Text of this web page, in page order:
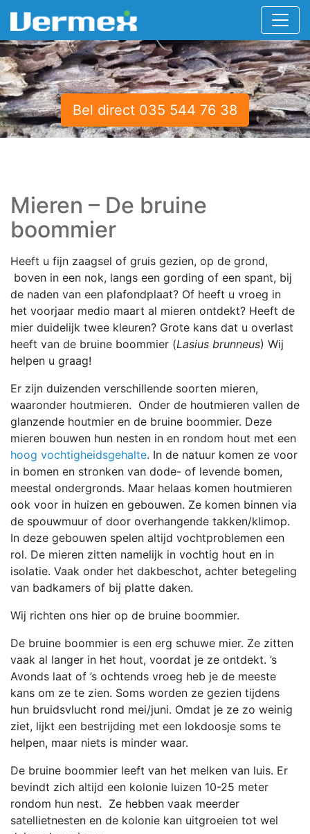
Bel direct 035 544 76 38
Mieren – De bruine
boommier
Heeft u fijn zaagsel of gruis gezien, op de grond,
boven in een nok, langs een gording of een spant, bij
de naden van een plafondplaat? Of heeft u vroeg in
het voorjaar medio maart al mieren ontdekt? Heeft de
mier duidelijk twee kleuren? Grote kans dat u overlast
heeft van de bruine boommier (Lasius brunneus) Wij
helpen u graag!
Er zijn duizenden verschillende soorten mieren,
waaronder houtmieren. Onder de houtmieren vallen de
glanzende houtmier en de bruine boommier. Deze
mieren bouwen hun nesten in en rondom hout met een
hoog vochtigheidsgehalte. In de natuur komen ze voor
in bomen en stronken van dode- of levende bomen,
meestal ondergronds. Maar helaas komen houtmieren
ook voor in huizen en gebouwen. Ze komen binnen via
de spouwmuur of door overhangende takken/klimop.
In deze gebouwen spelen altijd vochtproblemen een
rol. De mieren zitten namelijk in vochtig hout en in
isolatie. Vaak onder het dakbeschot, achter betegeling
van badkamers of bij platte daken.
Wij richten ons hier op de bruine boommier.
De bruine boommier is een erg schuwe mier. Ze zitten
vaak al langer in het hout, voordat je ze ontdekt. ’s
Avonds laat of ’s ochtends vroeg heb je de meeste
kans om ze te zien. Soms worden ze gezien tijdens
hun bruidsvlucht rond mei/juni. Omdat je ze zo weinig
ziet, lijkt een bestrijding met een lokdoosje soms te
helpen, maar niets is minder waar.
De bruine boommier leeft van het melken van luis. Er
bevindt zich altijd een kolonie luizen 10-25 meter
rondom hun nest. Ze hebben vaak meerder
satellietnesten en de kolonie kan uitgroeien tot wel